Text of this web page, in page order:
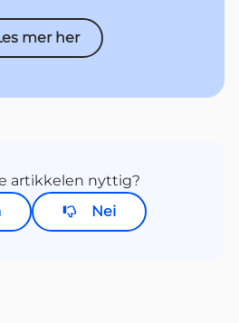
mer her
artikkelen nyttig?
Nei